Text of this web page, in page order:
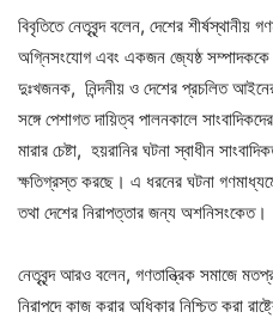
বিবৃতিতে নেতৃবৃন্দ বলেন, দেশের শীর্ষস্থানীয়
অগ্নিসংযোগ এবং একজন জ্যেষ্ঠ
দুঃখজনক, নিন্দনীয় ও দেশের প্রচলিত
সঙ্গে পেশাগত দায়িত্ব পালনকালে
মারার চেষ্টা, হয়রানির ঘটনা স্বাধীন
ক্ষতিগ্রস্ত করছে। এ ধরনের ঘটনা
তথা দেশের নিরাপত্তার জন্য অশনিসংকেত।
নেতৃবৃন্দ আরও বলেন, গণতান্ত্রিক সমাজে
নিরাপদে কাজ করার অধিকার নিশ্চিত করা